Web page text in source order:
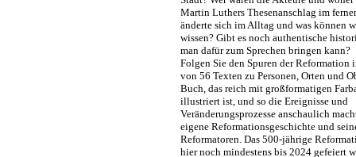
Martin Luthers Thesenanschlag im
änderte sich im Alltag und was können
wissen? Gibt es noch authentische
man dafür zum Sprechen bringen kann?
Folgen Sie den Spuren der Reformation
von 56 Texten zu Personen, Orten und
Buch, das reich mit großformatigen
illustriert ist, und so die Ereignisse und
Veränderungsprozesse anschaulich
eigene Reformationsgeschichte und
Reformatoren. Das 500-jährige
hier noch mindestens bis 2024 gefeiert